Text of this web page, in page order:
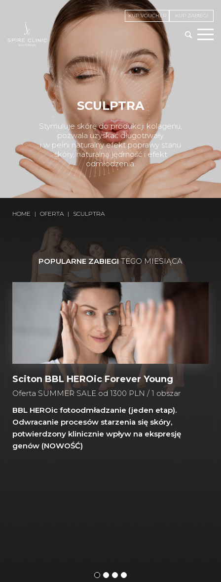
KUP VOUCHER KUP ZABIEGI
SCULPTRA
Stymuluje skórę do produkcji kolagenu,
pozwala uzyskać długotrwały
i w pełni naturalny efekt poprawy stanu
skóry, naturalną jędrność i efekt
odmłodzenia.
HOME | OFERTA | SCULPTRA
POPULARNE ZABIEGITEGO MIESIĄCA
Sciton BBL HEROic Forever Young
Oferta SUMMER SALE od 1300 PLN / 1 obszar
BBL HEROic fotoodmładzanie (jeden etap).
Odwracanie procesów starzenia się skóry,
potwierdzony klinicznie wpływ na ekspresję
genów (NOWOŚĆ)